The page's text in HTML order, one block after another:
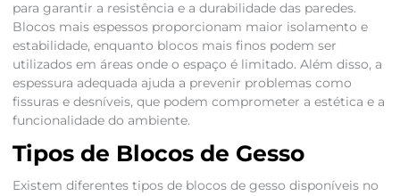
para garantir a resistência e a durabilidade das paredes.
Blocos mais espessos proporcionam maior isolamento e
estabilidade, enquanto blocos mais finos podem ser
utilizados em áreas onde o espaço é limitado. Além disso, a
espessura adequada ajuda a prevenir problemas como
fissuras e desníveis, que podem comprometer a estética e a
funcionalidade do ambiente.
Tipos de Blocos de Gesso
Existem diferentes tipos de blocos de gesso disponíveis no